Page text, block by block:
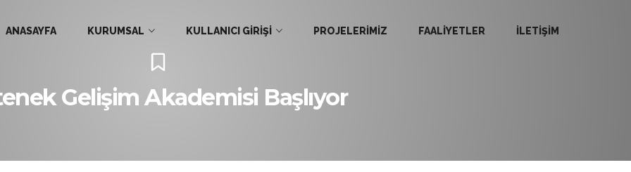
ANASAYFA KURUMSAL KULLANICI GİRİŞİ PROJELERİMİZ FAALİYETLER İLETİŞİM
Gelişim Akademisi Başlıyor